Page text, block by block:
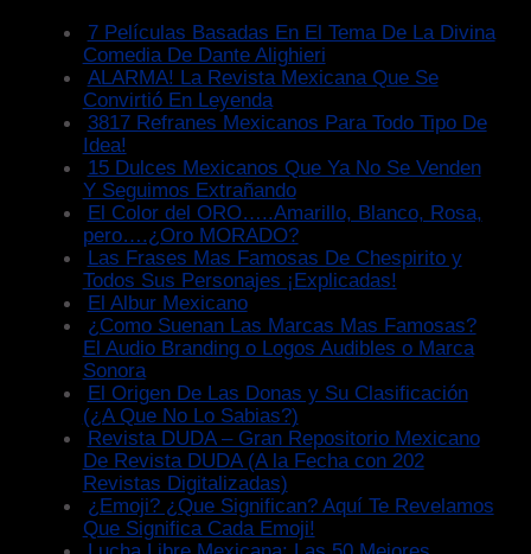
7 Películas Basadas En El Tema De La Divina
Comedia De Dante Alighieri
ALARMA! La Revista Mexicana Que Se
Convirtió En Leyenda
3817 Refranes Mexicanos Para Todo Tipo De
Idea!
15 Dulces Mexicanos Que Ya No Se Venden
Y Seguimos Extrañando
El Color del ORO…..Amarillo, Blanco, Rosa,
pero….¿Oro MORADO?
Las Frases Mas Famosas De Chespirito y
Todos Sus Personajes ¡Explicadas!
El Albur Mexicano
¿Como Suenan Las Marcas Mas Famosas?
El Audio Branding o Logos Audibles o Marca
Sonora
El Origen De Las Donas y Su Clasificación
(¿A Que No Lo Sabias?)
Revista DUDA – Gran Repositorio Mexicano
De Revista DUDA (A la Fecha con 202
Revistas Digitalizadas)
¿Emoji? ¿Que Significan? Aquí Te Revelamos
Que Significa Cada Emoji!